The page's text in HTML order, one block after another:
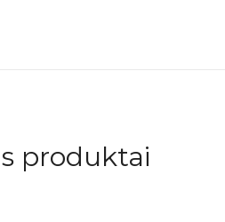
produktai